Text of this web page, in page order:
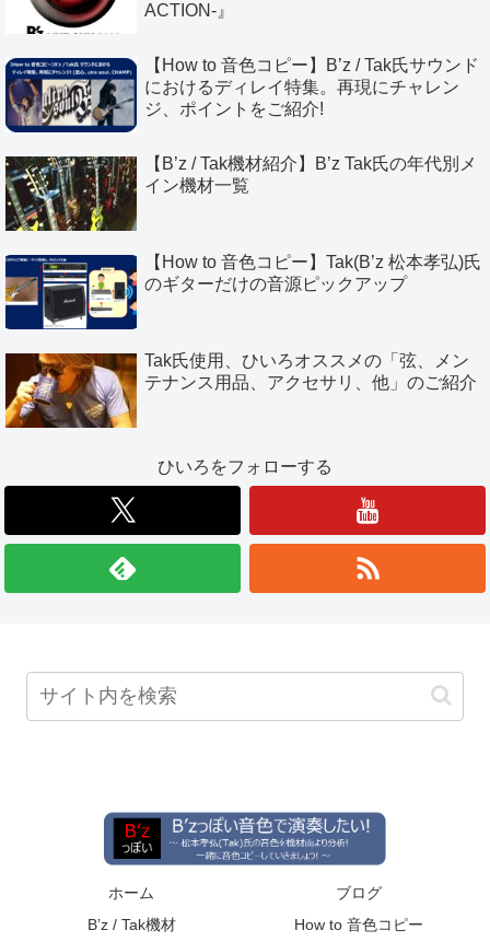
ACTION-』
【How to 音色コピー】B’z / Tak氏サウンド
におけるディレイ特集。再現にチャレン
ジ、ポイントをご紹介!
【B’z / Tak機材紹介】B’z Tak氏の年代別メ
イン機材一覧
【How to 音色コピー】Tak(B’z 松本孝弘)氏
のギターだけの音源ピックアップ
Tak氏使用、ひいろオススメの「弦、メン
テナンス用品、アクセサリ、他」のご紹介
ひいろをフォローする
ホーム
ブログ
B’z / Tak機材
How to 音色コピー